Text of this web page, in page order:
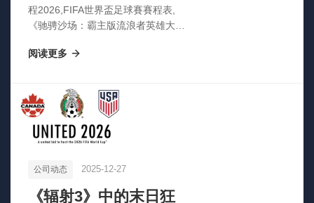
程2026,FIFA世界盃足球賽賽程表,
《驰骋沙场：霸主版流浪者英雄大揭
阅读更多
公司动态 2025-12-27
《辐射3》中的末日狂